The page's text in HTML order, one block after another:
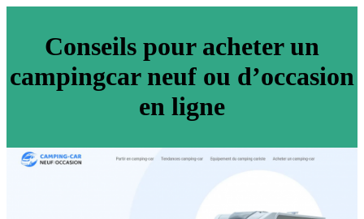
Conseils pour acheter un
campingcar neuf ou d’occasion
en ligne